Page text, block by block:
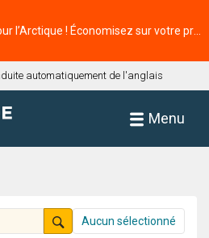
automatiquement de l'anglais
Menu
Aucun sélectionné